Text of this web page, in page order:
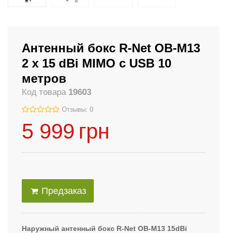
Антенный бокс R-Net OB-M13
2 x 15 dBi MIMO с USB 10
метров
Код товара 19603
Отзывы: 0
5 999 грн
Предзаказ
Наружный антенный бокс R-Net OB-M13 15dBi